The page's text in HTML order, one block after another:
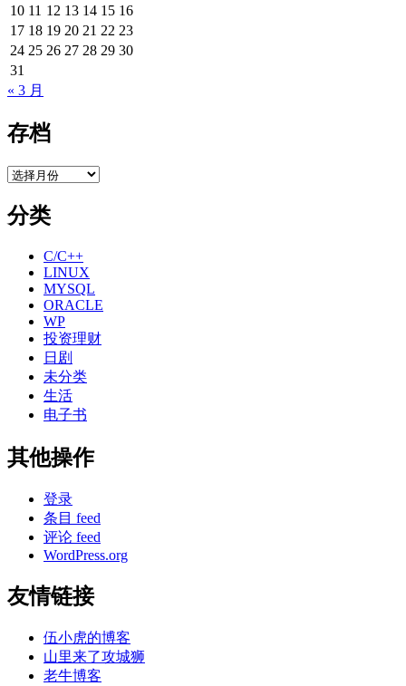
10 11 12 13 14 15 16
17 18 19 20 21 22 23
24 25 26 27 28 29 30
31
« 3 月
存档
存
分类
C/C++
LINUX
MYSQL
ORACLE
WP
投资理财
日剧
未分类
生活
电子书
其他操作
登录
条目 feed
评论 feed
WordPress.org
友情链接
伍小虎的博客
山里来了攻城狮
老牛博客